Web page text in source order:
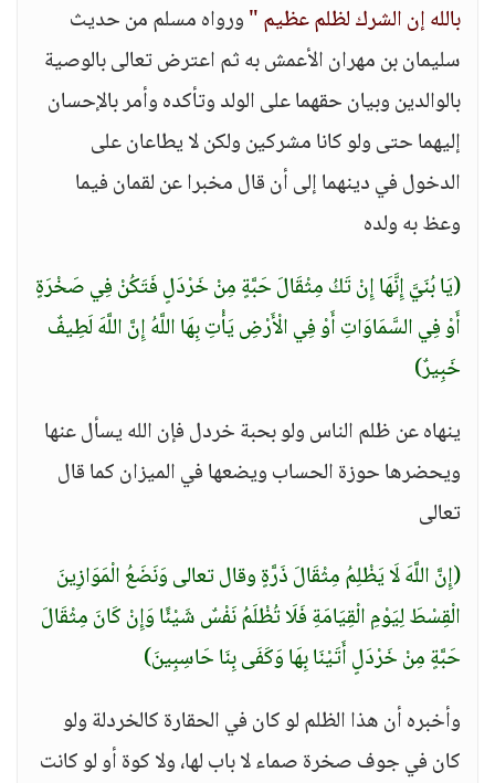
بالله إن الشرك لظلم عظيم "ورواه مسلم من حديث
سليمان بن مهران الأعمش به ثم اعترض تعالى بالوصية
بالوالدين وبيان حقهما على الولد وتأكده وأمر بالإحسان
إليهما حتى ولو كانا مشركين ولكن لا يطاعان على
الدخول في دينهما إلى أن قال مخبرا عن لقمان فيما
وعظ به ولده
(يَا بُنَيَّ إِنَّهَا إِنْ تَكُ مِثْقَالَ حَبَّةٍ مِنْ خَرْدَلٍ فَتَكُنْ فِي صَخْرَةٍ
أَوْ فِي السَّمَاوَاتِ أَوْ فِي الْأَرْضِ يَأْتِ بِهَا اللَّهُ إِنَّ اللَّهَ لَطِيفٌ
خَبِيرٌ)
ينهاه عن ظلم الناس ولو بحبة خردل فإن الله يسأل عنها
ويحضرها حوزة الحساب ويضعها في الميزان كما قال
تعالى
(إِنَّ اللَّهَ لَا يَظْلِمُ مِثْقَالَ ذَرَّةٍ وقال تعالى وَنَضَعُ الْمَوَازِينَ
الْقِسْطَ لِيَوْمِ الْقِيَامَةِ فَلَا تُظْلَمُ نَفْسٌ شَيْئًا وَإِنْ كَانَ مِثْقَالَ
حَبَّةٍ مِنْ خَرْدَلٍ أَتَيْنَا بِهَا وَكَفَى بِنَا حَاسِبِينَ)
وأخبره أن هذا الظلم لو كان في الحقارة كالخردلة ولو
كان في جوف صخرة صماء لا باب لها، ولا كوة أو لو كانت